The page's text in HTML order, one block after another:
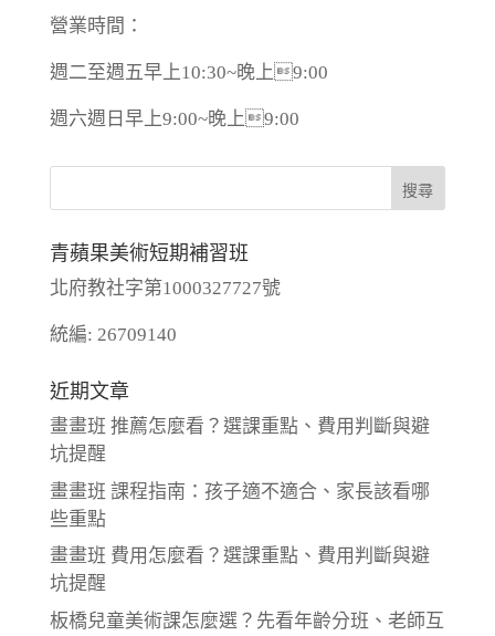
營業時間：
週二至週五早上10:30~晚上9:00
週六週日早上9:00~晚上9:00
青蘋果美術短期補習班
北府教社字第1000327727號
統編: 26709140
近期文章
畫畫班 推薦怎麼看？選課重點、費用判斷與避
坑提醒
畫畫班 課程指南：孩子適不適合、家長該看哪
些重點
畫畫班 費用怎麼看？選課重點、費用判斷與避
坑提醒
板橋兒童美術課怎麼選？先看年齡分班、老師互